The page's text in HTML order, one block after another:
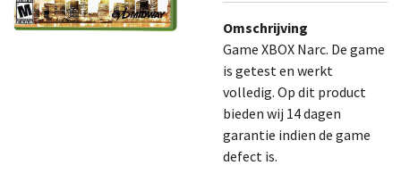
Omschrijving
Game XBOX Narc. De game
is getest en werkt
volledig. Op dit product
bieden wij 14 dagen
garantie indien de game
defect is.